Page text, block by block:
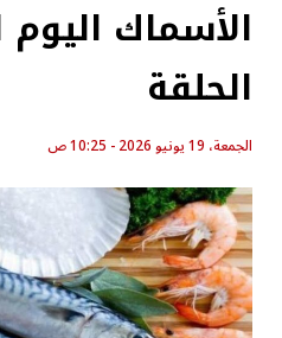
الأسماك
الحلقة
الجمعة، 19 يونيو 2026 - 10:25 ص